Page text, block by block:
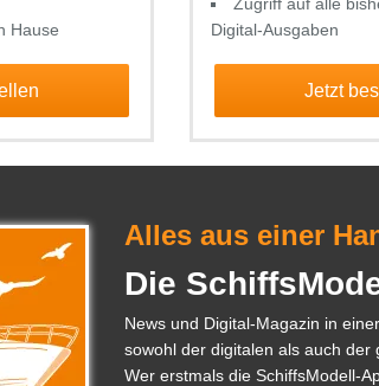
Hause
Digital-Ausgaben
Jetzt
Alles aus einer
Die
News und Digital-Magazin in
sowohl der digitalen als auch der
Wer erstmals die SchiffsModell-